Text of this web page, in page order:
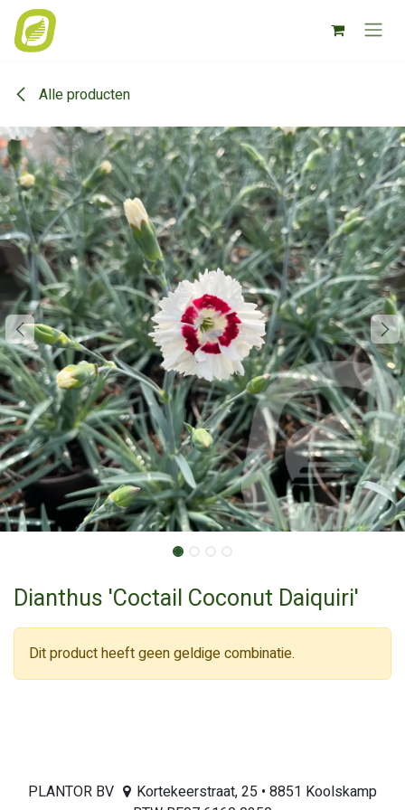
Overslaan naar inhoud
Alle producten
Dianthus 'Coctail Coconut Daiquiri'
Dit product heeft geen geldige combinatie.
PLANTOR BV
Kortekeerstraat, 25 • 8851 Koolskamp